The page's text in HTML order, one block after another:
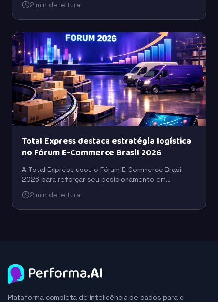
engajamento do público.
2 min de leitura
Total Express destaca estratégia logística
no Fórum E-Commerce Brasil 2026
A Total Express usou o Fórum E-Commerce Brasil
2026 para reforçar seu posicionamento em
escala e suporte ao varejo digital.
2 min de leitura
Plataforma completa de inteligência de dados para e-